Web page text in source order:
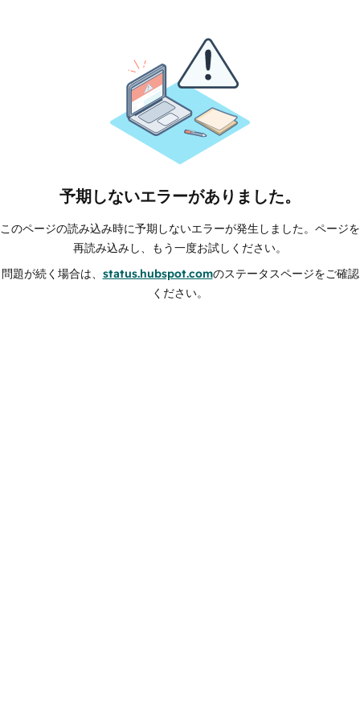
予期しないエラーがありました。
このページの読み込み時に予期しないエラーが発生しました。ページを
再読み込みし、もう一度お試しください。
問題が続く場合は、 status.hubspot.comのステータスページをご確認
ください。